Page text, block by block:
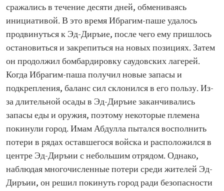
сражались в течение десяти дней, обмениваясь
инициативой. В это время Ибрагим-паше удалось
продвинуться к Эд-Диръие, после чего ему пришлось
остановиться и закрепиться на новых позициях. Затем
он продолжил бомбардировку саудовских лагерей.
Когда Ибрагим-паша получил новые запасы и
подкрепления, баланс сил склонился в его пользу. Из-
за длительной осады в Эд-Диръие заканчивались
запасы еды и оружия, поэтому некоторые племена
покинули город. Имам Абдулла пытался восполнить
потери в рядах оставшегося войска и расположился в
центре Эд-Диръии с небольшим отрядом. Однако,
наблюдая многочисленные потери среди жителей Эд-
Диръии, он решил покинуть город ради безопасности